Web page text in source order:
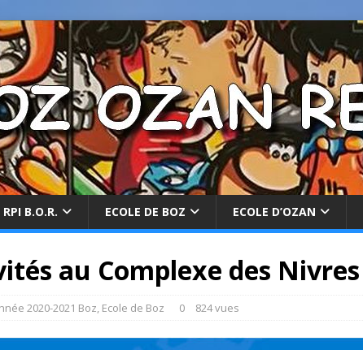
RPI B.O.R. ECOLE DE BOZ ECOLE D’OZAN
au Complexe des Nivres
2020-2021 Boz, Ecole de Boz 0 824 vues